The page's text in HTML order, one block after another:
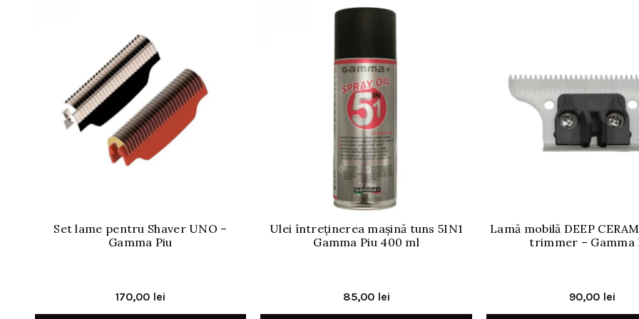
Set lame pentru Shaver UNO –
Gamma Piu
170,00 lei
Ulei întreținerea mașină tuns 5IN1
Gamma Piu 400 ml
85,00 lei
Lamă mobilă DEEP
trimmer – Gamma
90,00 lei